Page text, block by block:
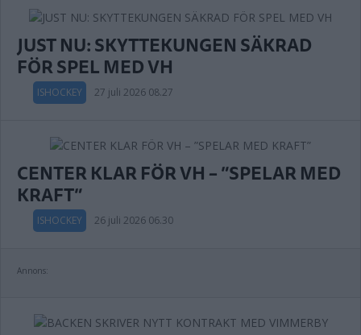
JUST NU: SKYTTEKUNGEN SÄKRAD
FÖR SPEL MED VH
ISHOCKEY 27 juli 2026 08.27
CENTER KLAR FÖR VH – ”SPELAR MED
KRAFT”
ISHOCKEY 26 juli 2026 06.30
Annons: